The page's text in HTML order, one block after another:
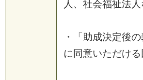
人 、 社会福祉法人
・ 「 助成決定後の
に 同意いただける